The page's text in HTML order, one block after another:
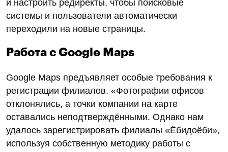
заранее подготовленному сценарию. Эти
примеры были направлены модераторам,
чтобы продемонстрировать их несоответствие
реальному клиентскому опыту.
Постепенное удаление негатива
После предоставления доказательств
модераторы начали реагировать, и фейковые
отзывы удалялись один за другим. Процесс
занял время, но позволил значительно
сократить волну негатива и сохранить
репутацию бренда.